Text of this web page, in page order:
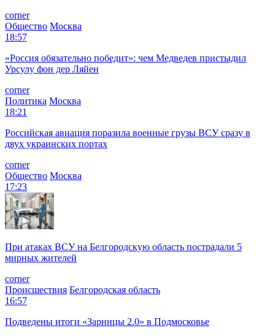
corner
Общество Москва
18:57
«Россия обязательно победит»: чем Медведев пристыдил
Урсулу фон дер Ляйен
corner
Политика Москва
18:21
Российская авиация поразила военные грузы ВСУ сразу в
двух украинских портах
corner
Общество Москва
17:23
При атаках ВСУ на Белгородскую область пострадали 5
мирных жителей
corner
Происшествия Белгородская область
16:57
Подведены итоги «Зарницы 2.0» в Подмосковье